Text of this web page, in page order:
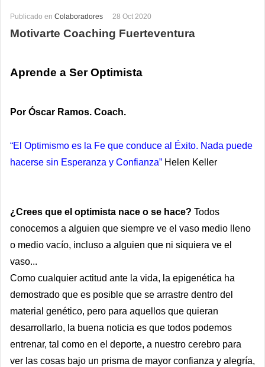
Publicado en Colaboradores 28 Oct 2020
Motivarte Coaching Fuerteventura
Aprende a Ser Optimista
Por Óscar Ramos. Coach.
“El Optimismo es la Fe que conduce al Éxito. Nada puede
hacerse sin Esperanza y Confianza” Helen Keller
¿Crees que el optimista nace o se hace? Todos
conocemos a alguien que siempre ve el vaso medio lleno
o medio vacío, incluso a alguien que ni siquiera ve el
vaso...
Como cualquier actitud ante la vida, la epigenética ha
demostrado que es posible que se arrastre dentro del
material genético, pero para aquellos que quieran
desarrollarlo, la buena noticia es que todos podemos
entrenar, tal como en el deporte, a nuestro cerebro para
ver las cosas bajo un prisma de mayor confianza y alegría,